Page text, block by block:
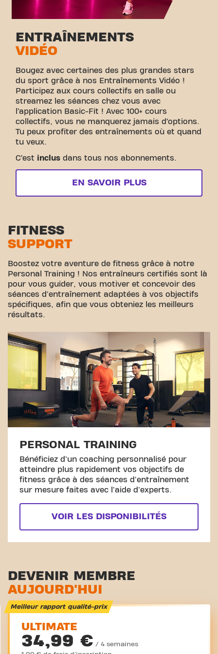
ENTRAÎNEMENTS
VIDÉO
Bougez avec certaines des plus grandes stars
du sport grâce à nos Entraînements Vidéo !
Participez aux cours collectifs en salle ou
streamez les séances chez vous avec
l’application Basic-Fit ! Avec 100+ cours
collectifs, vous ne manquerez jamais d’options.
Tu peux profiter des entraînements où et quand
tu veux.
C’est inclus dans tous nos abonnements.
EN SAVOIR PLUS
FITNESS
SUPPORT
Boostez votre aventure de fitness grâce à notre
Personal Training ! Nos entraîneurs certifiés sont là
pour vous guider, vous motiver et concevoir des
séances d'entraînement adaptées à vos objectifs
spécifiques, afin que vous obteniez les meilleurs
résultats.
PERSONAL TRAINING
Bénéficiez d'un coaching personnalisé pour
atteindre plus rapidement vos objectifs de
fitness grâce à des séances d'entraînement
sur mesure faites avec l'aide d'experts.
VOIR LES DISPONIBILITÉS
DEVENIR MEMBRE
AUJOURD'HUI
Meilleur rapport qualité-prix
ULTIMATE
34,99 € / 4 semaines